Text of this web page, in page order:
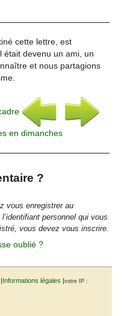
cette lettre, est
était devenu un ami, un
et nous partagions
en dimanches
?
vous enregistrer au
personnel qui vous
vous devez vous inscrire.
oublié ?
|Informations légales |votre IP :